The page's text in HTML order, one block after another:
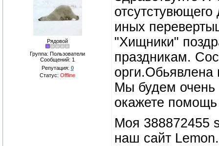
Рядовой
Группа: Пользователи
Сообщений: 1
Репутация: 0
Статус: Offline
иных
"Хищники"
праздникам.
Мы будем очень
окажете
Моя 388872455
наш сайт